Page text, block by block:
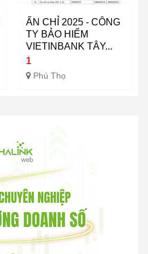
ẤN CHỈ 2025 - CÔNG
TY BẢO HIỂM
VIETINBANK TÂY...
1
Phú Thọ